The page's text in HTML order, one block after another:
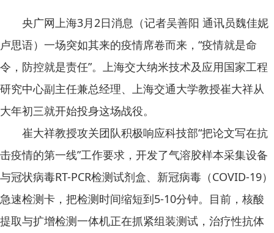
央广网上海3月2日消息（记者吴善阳 通讯员魏佳妮
卢思语）一场突如其来的疫情席卷而来，“疫情就是命
令，防控就是责任”。上海交大纳米技术及应用国家工程
研究中心副主任兼总经理、上海交通大学教授崔大祥从
大年初三就开始投身这场战役。
崔大祥教授攻关团队积极响应科技部“把论文写在抗
击疫情的第一线”工作要求，开发了气溶胶样本采集设备
与冠状病毒RT-PCR检测试剂盒、新冠病毒（COVID-19）
急速检测卡，把检测时间缩短到5-10分钟。目前，核酸
提取与扩增检测一体机正在抓紧组装测试，治疗性抗体